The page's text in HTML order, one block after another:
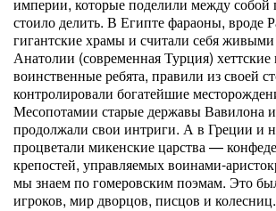
стоило делить. В Египте фараоны, вроде
гигантские храмы и считали себя
Анатолии (современная Турция)
воинственные ребята, правили из своей
контролировали богатейшие
Месопотамии старые державы Вавилона
продолжали свои интриги. А в Греции и
процветали микенские царства —
крепостей, управляемых воинами-
мы знаем по гомеровским поэмам. Это
игроков, мир дворцов, писцов и колесниц.